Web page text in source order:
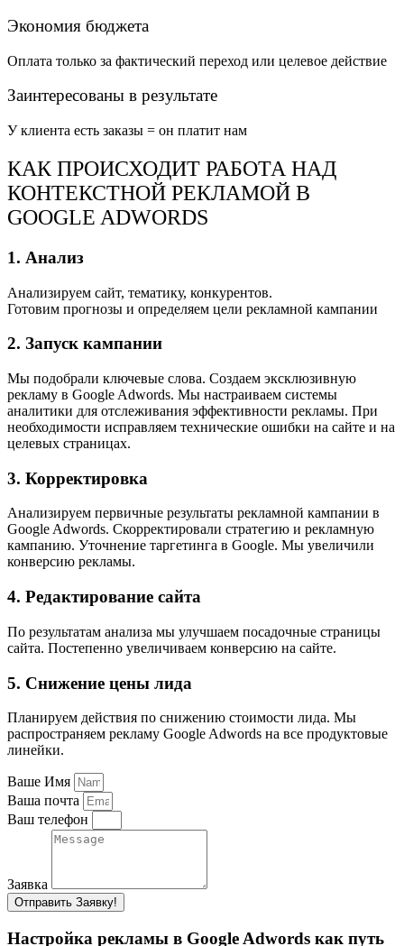
Экономия бюджета
Оплата только за фактический переход или целевое действие
Заинтересованы в результате
У клиента есть заказы = он платит нам
КАК ПРОИСХОДИТ РАБОТА НАД
КОНТЕКСТНОЙ РЕКЛАМОЙ В
GOOGLE ADWORDS
1. Анализ
Анализируем сайт, тематику, конкурентов.
Готовим прогнозы и определяем цели рекламной кампании
2. Запуск кампании
Мы подобрали ключевые слова. Создаем эксклюзивную
рекламу в Google Adwords. Мы настраиваем системы
аналитики для отслеживания эффективности рекламы. При
необходимости исправляем технические ошибки на сайте и на
целевых страницах.
3. Корректировка
Анализируем первичные результаты рекламной кампании в
Google Adwords. Скорректировали стратегию и рекламную
кампанию. Уточнение таргетинга в Google. Мы увеличили
конверсию рекламы.
4. Редактирование сайта
По результатам анализа мы улучшаем посадочные страницы
сайта. Постепенно увеличиваем конверсию на сайте.
5. Снижение цены лида
Планируем действия по снижению стоимости лида. Мы
распространяем рекламу Google Adwords на все продуктовые
линейки.
Ваше Имя
Ваша почта
Ваш телефон
Заявка
Отправить Заявку!
Настройка рекламы в Google Adwords как путь